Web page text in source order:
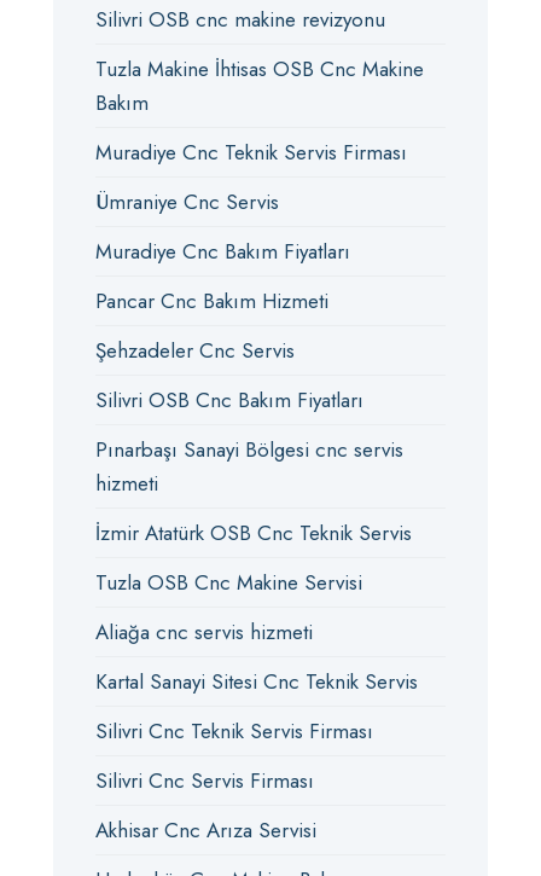
Silivri OSB cnc makine revizyonu
Tuzla Makine İhtisas OSB Cnc Makine
Bakım
Muradiye Cnc Teknik Servis Firması
Ümraniye Cnc Servis
Muradiye Cnc Bakım Fiyatları
Pancar Cnc Bakım Hizmeti
Şehzadeler Cnc Servis
Silivri OSB Cnc Bakım Fiyatları
Pınarbaşı Sanayi Bölgesi cnc servis
hizmeti
İzmir Atatürk OSB Cnc Teknik Servis
Tuzla OSB Cnc Makine Servisi
Aliağa cnc servis hizmeti
Kartal Sanayi Sitesi Cnc Teknik Servis
Silivri Cnc Teknik Servis Firması
Silivri Cnc Servis Firması
Akhisar Cnc Arıza Servisi